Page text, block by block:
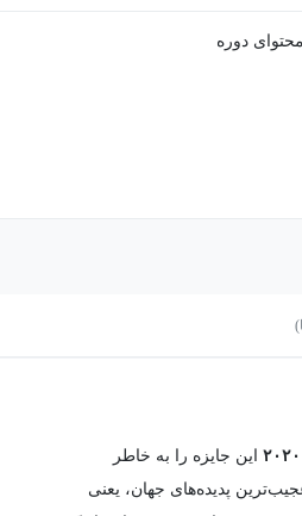
دوره
این جایزه را به خاطر
پدیده‌های جهان، یعنی